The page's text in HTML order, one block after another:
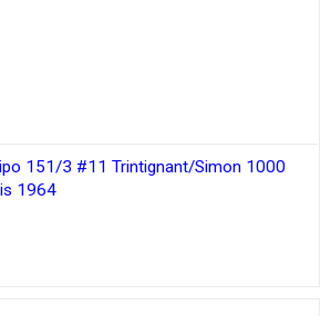
151/3 #11 Trintignant/Simon 1000
1964